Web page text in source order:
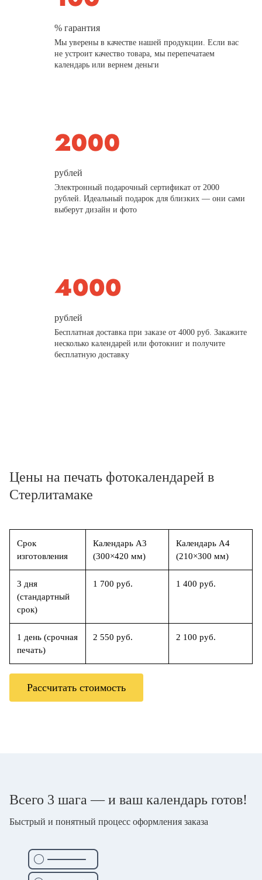
% гарантия
Мы уверены в качестве нашей продукции. Если вас
не устроит качество товара, мы перепечатаем
календарь или вернем деньги
рублей
Электронный подарочный сертификат от 2000
рублей. Идеальный подарок для близких — они сами
выберут дизайн и фото
рублей
Бесплатная доставка при заказе от 4000 руб. Закажите
несколько календарей или фотокниг и получите
бесплатную доставку
Цены на печать фотокалендарей в
Стерлитамаке
Срок
изготовления
Календарь А3
(300×420 мм)
Календарь А4
(210×300 мм)
3 дня
(стандартный
срок)
1 700 руб. 1 400 руб.
1 день (срочная
печать)
2 550 руб. 2 100 руб.
Рассчитать стоимость
Всего 3 шага — и ваш календарь готов!
Быстрый и понятный процесс оформления заказа